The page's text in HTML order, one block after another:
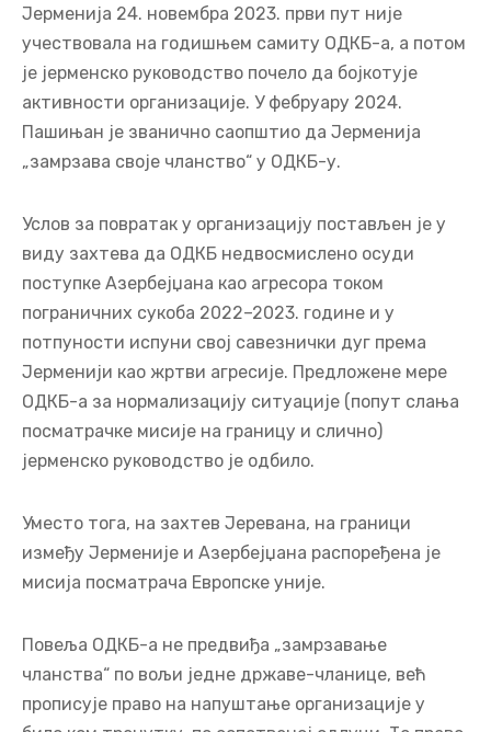
Јерменија 24. новембра 2023. први пут није
учествовала на годишњем самиту ОДКБ-а, а потом
је јерменско руководство почело да бојкотује
активности организације. У фебруару 2024.
Пашињан је званично саопштио да Јерменија
„замрзава своје чланство“ у ОДКБ-у.
Услов за повратак у организацију постављен је у
виду захтева да ОДКБ недвосмислено осуди
поступке Азербејџана као агресора током
пограничних сукоба 2022–2023. године и у
потпуности испуни свој савезнички дуг према
Јерменији као жртви агресије. Предложене мере
ОДКБ-а за нормализацију ситуације (попут слања
посматрачке мисије на границу и слично)
јерменско руководство је одбило.
Уместо тога, на захтев Јеревана, на граници
између Јерменије и Азербејџана распоређена је
мисија посматрача Европске уније.
Повеља ОДКБ-а не предвиђа „замрзавање
чланства“ по вољи једне државе-чланице, већ
прописује право на напуштање организације у